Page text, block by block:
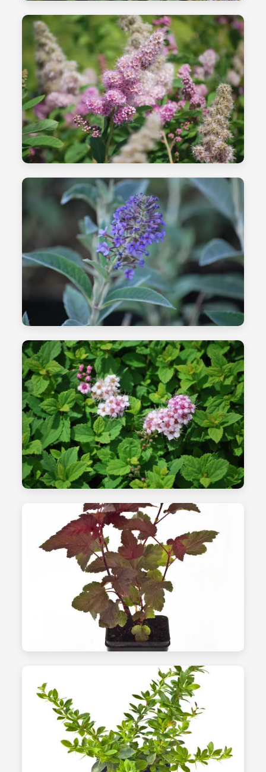
الشتلات - الصورة 09
شتلات طازجة
الشتلات - الصورة 10
العمل الموسمي
قصاصات - الصورة 11
رعاية النبات
الشتلات - الصورة 12
أنظمة الري
الفرز والجودة